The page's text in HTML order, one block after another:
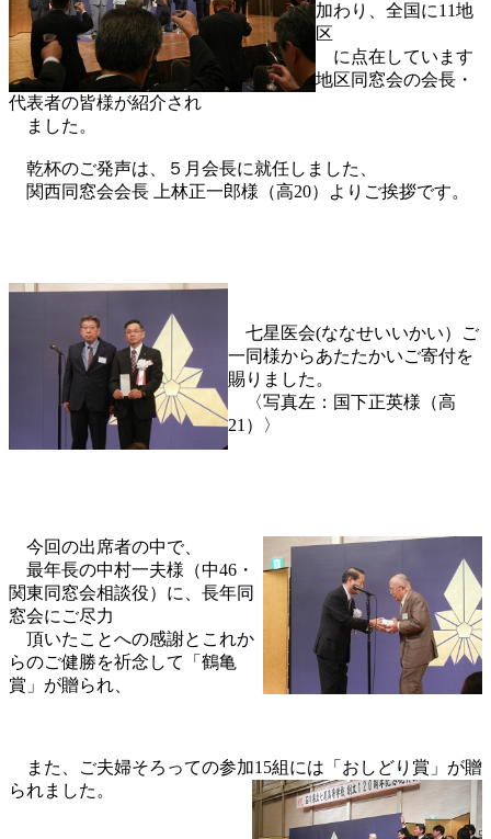
加わり、 全国に11地
区
に点在しています
地区同窓会の会長・
代表者の皆様が紹介され
ました。
乾杯のご発声は、５月会長に就任しました、
関西同窓会会長 上林正一郎様（高20）よりご挨拶です。
七星医会(ななせいいかい）ご
一同様からあたたかいご寄付を
賜りました。
〈写真左：国下正英様（高
21）〉
今回の出席者の中で、
最年長の中村一夫様（中46・
関東同窓会相談役）に、 長年同
窓会にご尽力
頂いたことへの感謝とこれか
らのご健勝を祈念して「鶴亀
賞」が贈られ、
また
ご夫婦そろっての参加15組には「おしどり賞」が贈
られました。